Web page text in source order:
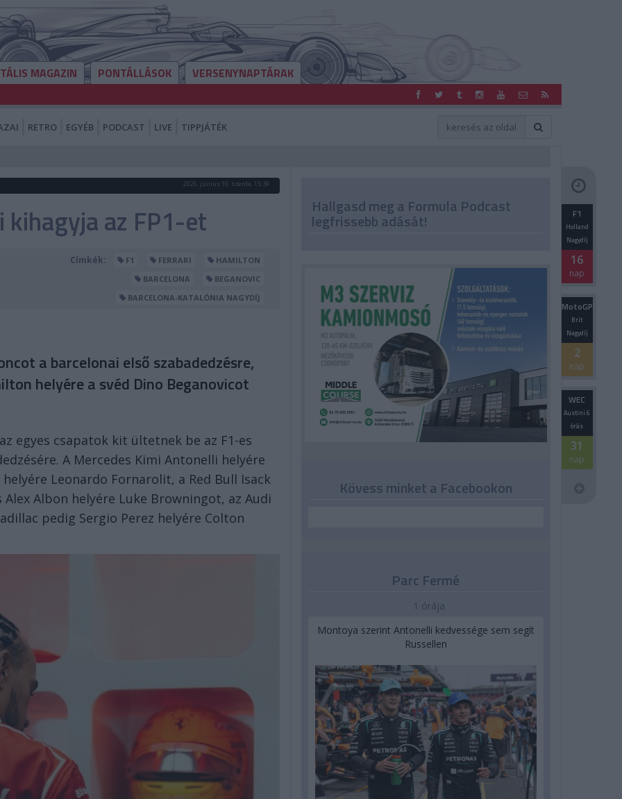
MAGAZIN PONTÁLLÁSOK VERSENYNAPTÁRAK
RETRO EGYÉB PODCAST LIVE TIPPJÁTÉK
2026. június 10. szerda, 15:39
az FP1-et
Címkék: F1 FERRARI
HAMILTON
BARCELONA
BEGANOVIC
BARCELONA-KATALÓNIA NAGYDÍJ
a barcelonai első szabadedzésre,
helyére a svéd Dino Beganovicot
egyes csapatok kit ültetnek be az F1-es
A Mercedes Kimi Antonelli helyére
Leonardo Fornarolit, a Red Bull Isack
Albon helyére Luke Browningot, az Audi
pedig Sergio Perez helyére Colton
Hallgasd meg a Formula Podcast
legfrissebb adását! F1
Holland
Nagydíj
16
nap
MotoGP
Brit
Nagydíj
2
nap
WEC
Austini 6
órás
31
nap
Kövess minket a Facebookon
Parc Fermé
1 órája
Montoya szerint Antonelli kedvessége sem segít
Russellen